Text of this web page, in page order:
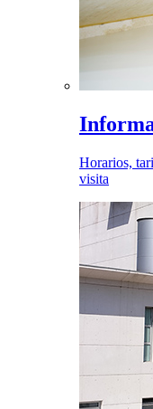
Horarios,
visita